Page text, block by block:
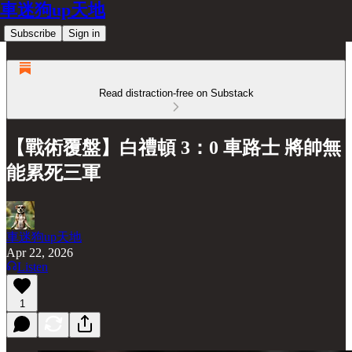
車迷狗up天地
Subscribe Sign in
Read distraction-free on Substack
【戰術覆盤】白禮頓 3：0 車路士 將帥無
能累死三軍
車迷狗up天地
Apr 22, 2026
Listen
1